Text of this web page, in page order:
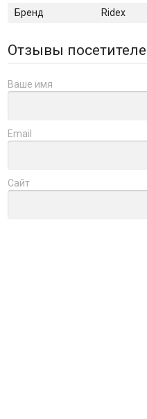
Бренд Ridex
Отзывы
Ваше имя
Email
Сайт